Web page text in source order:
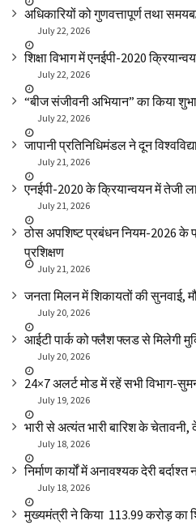
अधिकारियों को गुणवत्तापूर्ण तथा
July 22, 2026
शिक्षा विभाग में एनईपी-2020
July 22, 2026
“बीज संजीवनी अभियान” का किया
July 22, 2026
जापानी प्रतिनिधिमंडल ने दून
July 21, 2026
एनईपी-2020 के क्रियान्वयन में तेजी
July 21, 2026
ठोस अपशिष्ट प्रबंधन नियम-2026 के
प्रशिक्षण
July 21, 2026
जनता मिलन में शिकायतों की सुनवाई,
July 20, 2026
आईटी पार्क को फ्लैश फ्लड से मिलेगी
July 20, 2026
24×7 अलर्ट मोड में रहें सभी विभाग-
July 19, 2026
भारी से अत्यंत भारी बारिश के
July 18, 2026
निर्माण कार्यों में अनावश्यक देरी
July 18, 2026
मुख्यमंत्री ने किया ₹ 113.99 करोड़ का